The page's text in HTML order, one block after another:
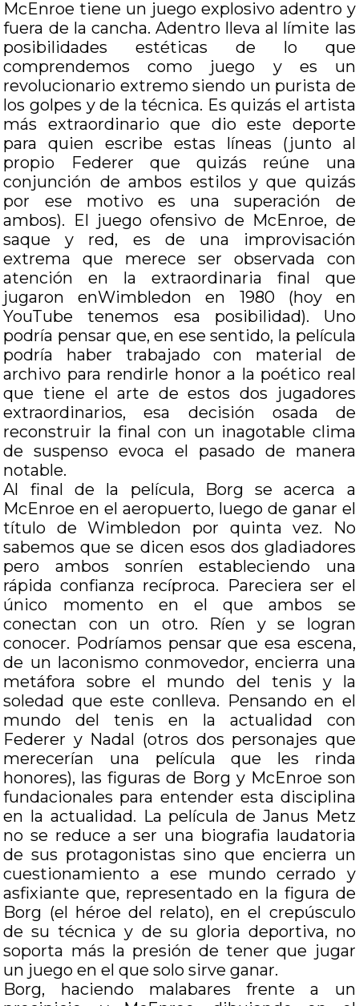
McEnroe tiene un juego explosivo adentro y
fuera de la cancha. Adentro lleva al límite las
posibilidades estéticas de lo que
comprendemos como juego y es un
revolucionario extremo siendo un purista de
los golpes y de la técnica. Es quizás el artista
más extraordinario que dio este deporte
para quien escribe estas líneas (junto al
propio Federer que quizás reúne una
conjunción de ambos estilos y que quizás
por ese motivo es una superación de
ambos). El juego ofensivo de McEnroe, de
saque y red, es de una improvisación
extrema que merece ser observada con
atención en la extraordinaria final que
jugaron enWimbledon en 1980 (hoy en
YouTube tenemos esa posibilidad). Uno
podría pensar que, en ese sentido, la película
podría haber trabajado con material de
archivo para rendirle honor a la poético real
que tiene el arte de estos dos jugadores
extraordinarios, esa decisión osada de
reconstruir la final con un inagotable clima
de suspenso evoca el pasado de manera
notable.
Al final de la película, Borg se acerca a
McEnroe en el aeropuerto, luego de ganar el
título de Wimbledon por quinta vez. No
sabemos que se dicen esos dos gladiadores
pero ambos sonríen estableciendo una
rápida confianza recíproca. Pareciera ser el
único momento en el que ambos se
conectan con un otro. Ríen y se logran
conocer. Podríamos pensar que esa escena,
de un laconismo conmovedor, encierra una
metáfora sobre el mundo del tenis y la
soledad que este conlleva. Pensando en el
mundo del tenis en la actualidad con
Federer y Nadal (otros dos personajes que
merecerían una película que les rinda
honores), las figuras de Borg y McEnroe son
fundacionales para entender esta disciplina
en la actualidad. La película de Janus Metz
no se reduce a ser una biografia laudatoria
de sus protagonistas sino que encierra un
cuestionamiento a ese mundo cerrado y
asfixiante que, representado en la figura de
Borg (el héroe del relato), en el crepúsculo
de su técnica y de su gloria deportiva, no
soporta más la presión de tener que jugar
un juego en el que solo sirve ganar.
Borg, haciendo malabares frente a un